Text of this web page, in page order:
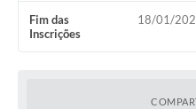
Fim das
Inscrições
18/01/